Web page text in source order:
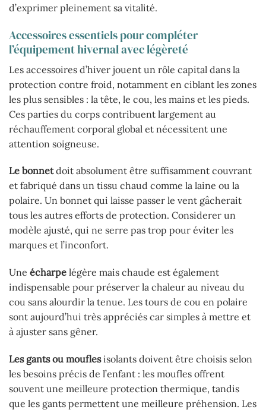
d’exprimer pleinement sa vitalité.
Accessoires essentiels pour compléter
l’équipement hivernal avec légèreté
Les accessoires d’hiver jouent un rôle capital dans la
protection contre froid, notamment en ciblant les zones
les plus sensibles : la tête, le cou, les mains et les pieds.
Ces parties du corps contribuent largement au
réchauffement corporal global et nécessitent une
attention soigneuse.
Le bonnetdoit absolument être suffisamment couvrant
et fabriqué dans un tissu chaud comme la laine ou la
polaire. Un bonnet qui laisse passer le vent gâcherait
tous les autres efforts de protection. Considerer un
modèle ajusté, qui ne serre pas trop pour éviter les
marques et l’inconfort.
Une écharpe légère mais chaude est également
indispensable pour préserver la chaleur au niveau du
cou sans alourdir la tenue. Les tours de cou en polaire
sont aujourd’hui très appréciés car simples à mettre et
à ajuster sans gêner.
Les gants ou mouflesisolants doivent être choisis selon
les besoins précis de l’enfant : les moufles offrent
souvent une meilleure protection thermique, tandis
que les gants permettent une meilleure préhension. Les